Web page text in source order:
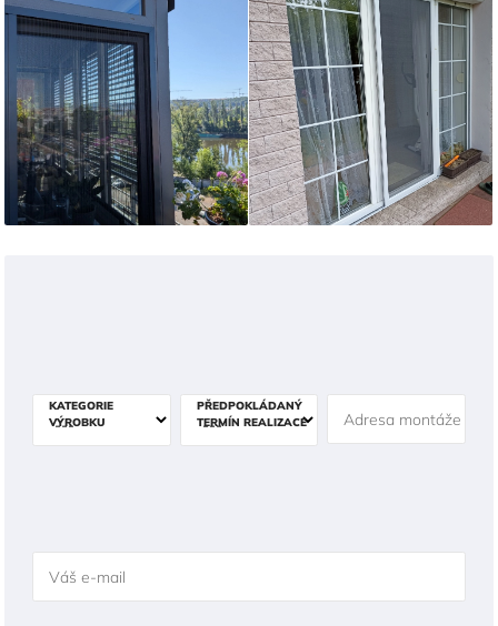
KATEGORIE
VÝROBKU
PŘEDPOKLÁDANÝ
TERMÍN REALIZACE
Adresa montáže
Váš e-mail